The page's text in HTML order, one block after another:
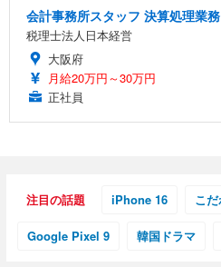
会計事務所スタッフ 決算処理業
税理士法人日本経営
大阪府
月給20万円～30万円
正社員
注目の話題 iPhone 16 こ
Google Pixel 9 韓国ドラマ